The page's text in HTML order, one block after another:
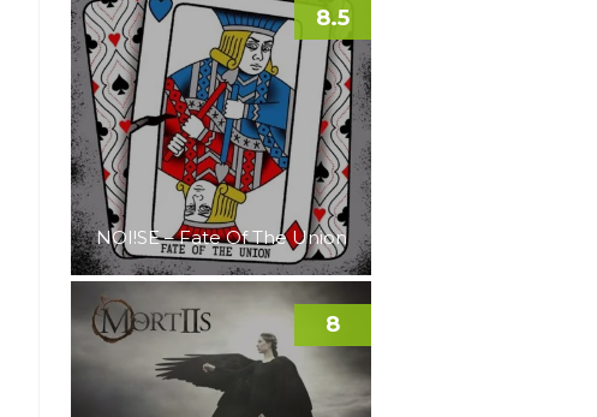
NOI!SE – Fate Of The Union
8.5
8